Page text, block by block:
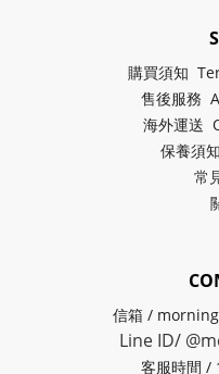
購買須知
售後服務
海外運送
保養須
常
信箱 /
Line ID/
客服時間 /